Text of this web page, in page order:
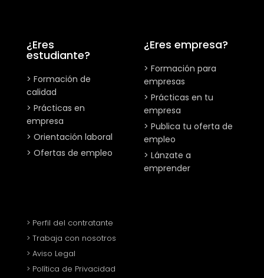
¿Eres
estudiante?
> Formación de
calidad
> Prácticas en
empresa
> Orientación laboral
> Ofertas de empleo
¿Eres empresa?
> Formación para
empresas
> Prácticas en tu
empresa
> Publica tu oferta de
empleo
> Lánzate a
emprender
> Perfil del contratante
> Trabaja con nosotros
> Aviso Legal
> Política de Privacidad